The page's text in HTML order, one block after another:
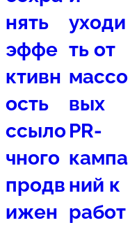
нять
эффе
ктивн
ость
ссыло
чного
продв
ижен
уходи
ть от
массо
вых
PR-
кампа
ний к
работ